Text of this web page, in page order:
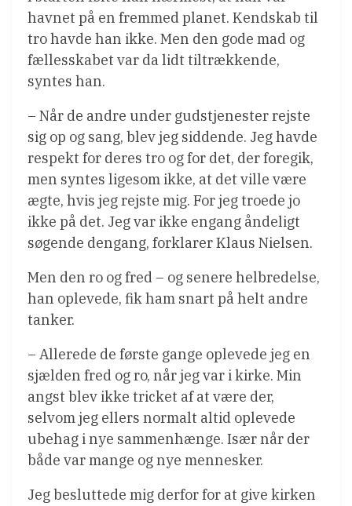
havnet på en fremmed planet. Kendskab til
tro havde han ikke. Men den gode mad og
fællesskabet var da lidt tiltrækkende,
syntes han.
– Når de andre under gudstjenester rejste
sig op og sang, blev jeg siddende. Jeg havde
respekt for deres tro og for det, der foregik,
men syntes ligesom ikke, at det ville være
ægte, hvis jeg rejste mig. For jeg troede jo
ikke på det. Jeg var ikke engang åndeligt
søgende dengang, forklarer Klaus Nielsen.
Men den ro og fred – og senere helbredelse,
han oplevede, fik ham snart på helt andre
tanker.
– Allerede de første gange oplevede jeg en
sjælden fred og ro, når jeg var i kirke. Min
angst blev ikke tricket af at være der,
selvom jeg ellers normalt altid oplevede
ubehag i nye sammenhænge. Især når der
både var mange og nye mennesker.
Jeg besluttede mig derfor for at give kirken